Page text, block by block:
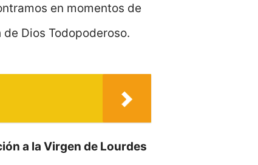
en momentos de
Dios Todopoderoso.
a la Virgen de Lourdes